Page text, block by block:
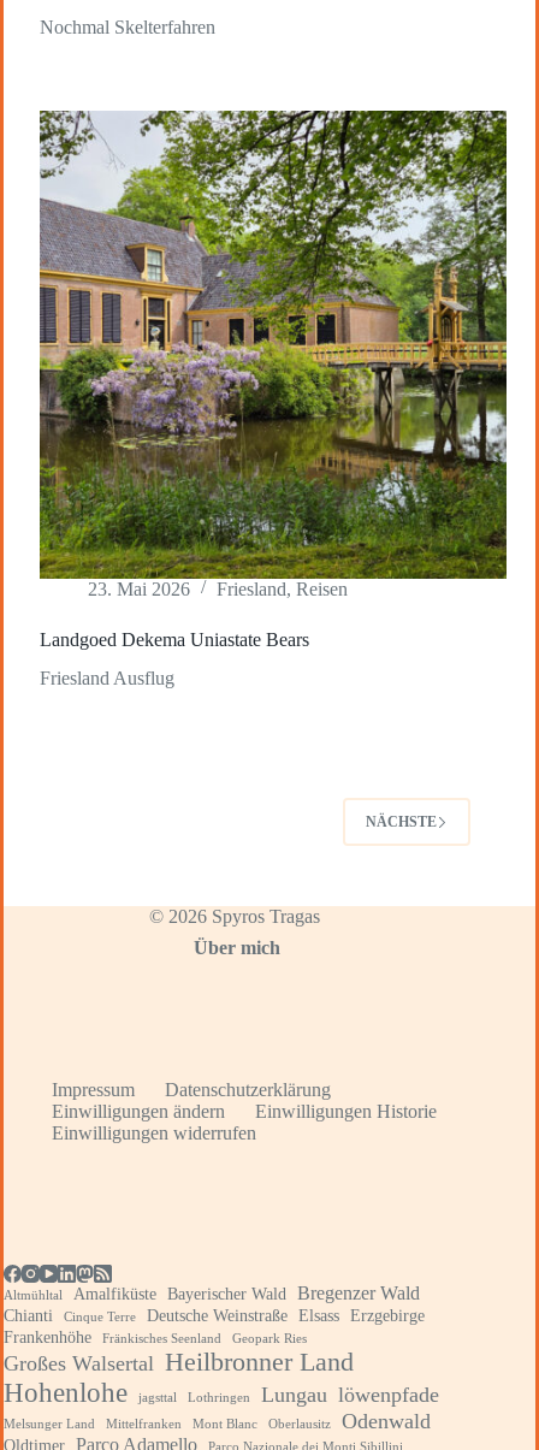
Nochmal Skelterfahren
23. Mai 2026 Friesland, Reisen
Landgoed Dekema Uniastate Bears
Friesland Ausflug
NÄCHSTE
© 2026 Spyros Tragas
Über mich
Impressum
Datenschutzerklärung
Einwilligungen ändern
Einwilligungen Historie
Einwilligungen widerrufen
Altmühltal Amalfiküste Bayerischer Wald Bregenzer Wald
Chianti Cinque Terre Deutsche Weinstraße Elsass Erzgebirge
Frankenhöhe
Fränkisches Seenland Geopark Ries
Großes Walsertal Heilbronner Land
Hohenlohe jagsttal Lothringen Lungau löwenpfade
Melsunger Land Mittelfranken Mont Blanc Oberlausitz Odenwald
Oldtimer Parco Adamello